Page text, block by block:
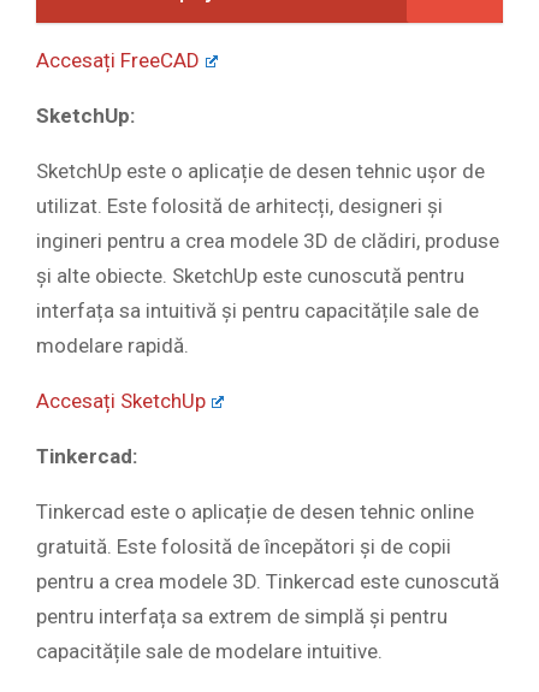
Accesați FreeCAD
SketchUp:
SketchUp este o aplicație de desen tehnic ușor de
utilizat. Este folosită de arhitecți, designeri și
ingineri pentru a crea modele 3D de clădiri, produse
și alte obiecte. SketchUp este cunoscută pentru
interfața sa intuitivă și pentru capacitățile sale de
modelare rapidă.
Accesați SketchUp
Tinkercad:
Tinkercad este o aplicație de desen tehnic online
gratuită. Este folosită de începători și de copii
pentru a crea modele 3D. Tinkercad este cunoscută
pentru interfața sa extrem de simplă și pentru
capacitățile sale de modelare intuitive.